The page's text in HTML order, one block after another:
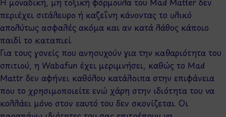
περιέχει σιτάλευρο ή καζεΐνη κάνοντας το υλικό
απολύτως ασφαλές ακόμα και αν κατά λάθος κάποιο
παιδί το καταπιεί.
Για τους γονείς που ανησυχούν για την καθαριότητα του
σπιτιού, η Wabafun έχει μεριμνήσει, καθώς το Mad
Mattr δεν αφήνει καθόλου κατάλοιπα στην επιφάνεια
που το χρησιμοποιείτε ενώ χάρη στην ιδιότητα του να
κολλάει μόνο στον εαυτό του δεν σκονίζεται. Οι